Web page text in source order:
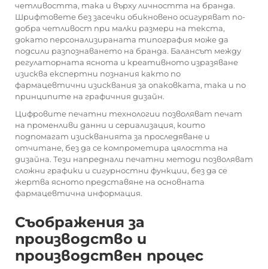
четливостта, така и върху личността на бранда.
Шрифтовете без засечки обикновено осигуряват по-
добра четливост при малки размери на текста,
докато персонализираната типография може да
подсили разпознаването на бранда. Балансът между
регулаторната яснота и креативното изразяване
изисква експертни познания както по
фармацевтични изисквания за опаковката, така и по
принципите на графичния дизайн.
Цифровите печатни технологии позволяват печат
на променливи данни и сериализация, които
подпомагат изискванията за проследяване и
отчитане, без да се компрометира цялостта на
дизайна. Тези напреднали печатни методи позволяват
сложни графики и сигурностни функции, без да се
жертва ясното представяне на основната
фармацевтична информация.
Съображения за
производство и
производствен процес